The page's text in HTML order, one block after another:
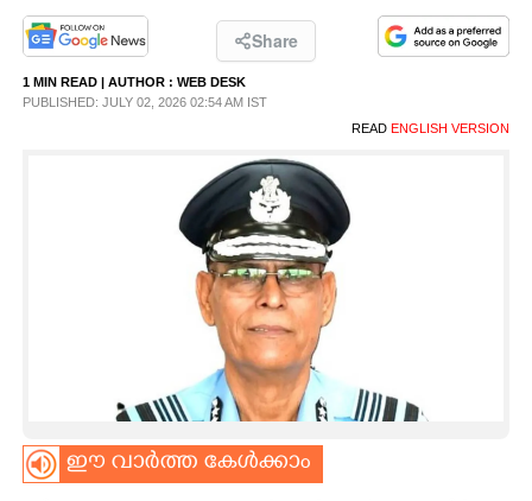
PHOTOS
CARTOONS
Share
1 MIN READ | AUTHOR : WEB DESK
PUBLISHED: JULY 02, 2026 02:54 AM IST
READ ENGLISH VERSION
ഈ വാർത്ത കേൾക്കാം